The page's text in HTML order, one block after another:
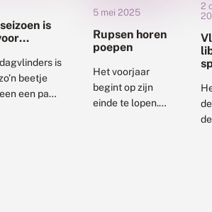
is
is
beetje
een paar
zien, en de
5 mei 2025
Rupsen horen
poepen
Het voorjaar
begint op zijn
einde te lopen.
2